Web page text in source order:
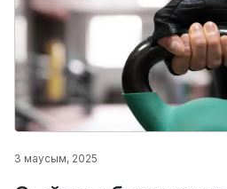
3 маусым, 2025